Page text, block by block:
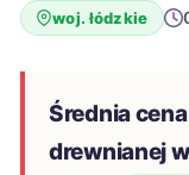
woj. łódzkie
Średnia
drewnianej